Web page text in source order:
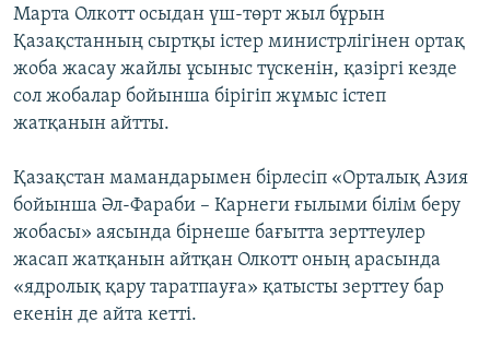
Марта Олкотт осыдан үш-төрт жыл бұрын
Қазақстанның сыртқы істер министрлігінен ортақ
жоба жасау жайлы ұсыныс түскенін, қазіргі кезде
сол жобалар бойынша бірігіп жұмыс істеп
жатқанын айтты.
Қазақстан мамандарымен бірлесіп «Орталық Азия
бойынша Әл-Фараби – Карнеги ғылыми білім беру
жобасы» аясында бірнеше бағытта зерттеулер
жасап жатқанын айтқан Олкотт оның арасында
«ядролық қару таратпауға» қатысты зерттеу бар
екенін де айта кетті.